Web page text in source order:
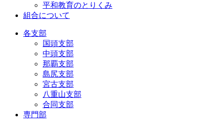
平和教育のとりくみ
組合について
各支部
国頭支部
中頭支部
那覇支部
島尻支部
宮古支部
八重山支部
合同支部
専門部